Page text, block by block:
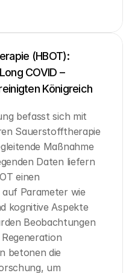
(HBOT):
COVID –
Königreich
befasst sich mit
Sauerstofftherapie
Maßnahme
Daten liefern
einen
Parameter wie
kognitive Aspekte
Beobachtungen
betonen die
um